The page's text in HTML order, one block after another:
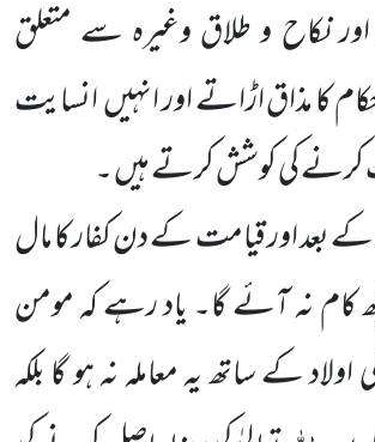
نکاح و طلاق وغیرہ سے متعلق
کا مذاق اڑاتے اور انہیں انسایت
کرنے کی کوشش کرتے ہیں ۔
اور قیامت کے دن کفار کا مال
کام نہ آئے گا۔ یاد رہے کہ مومن
کے ساتھ یہ معاملہ نہ ہو گا بلکہ